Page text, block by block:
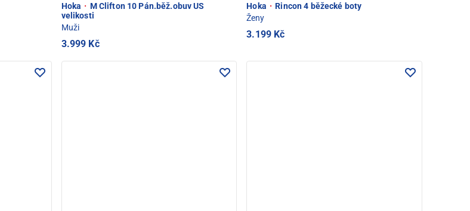
Hoka · M Clifton 10 Pán.běž.obuv US
velikosti
Muži
3.999 Kč
Hoka · Rincon 4 běžecké boty
Ženy
3.199 Kč